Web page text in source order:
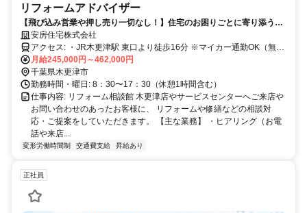
リフォームアドバイザー
【飛び込み営業や押し売り一切なし！】住宅のお困りごとに寄り添うリ
フォーム提案のお仕事です！
安房住宅株式会社
アクセス: ・JR木更津駅 東口より徒歩16分 ※マイカー通勤OK（無料
駐車場完備）
月給245,000円～462,000円
千葉県木更津市
勤務時間・曜日: 8：30〜17：30（休憩1時間含む）
仕事内容: リフォーム相談館 木更津店やサービスセンターへご来店や
お問い合わせのあったお客様に、 リフォームや修繕などの相談対
応・ご提案をしていただきます。 【主な業務】 ・ヒアリング（お電
話や来店...
変形労働時間制 交通費支給 昇給あり
正社員